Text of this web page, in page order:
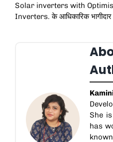
Solar inverters with
Inverters. के आधिकारिक
She
has